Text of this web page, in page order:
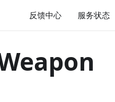
反馈中心 服务状态